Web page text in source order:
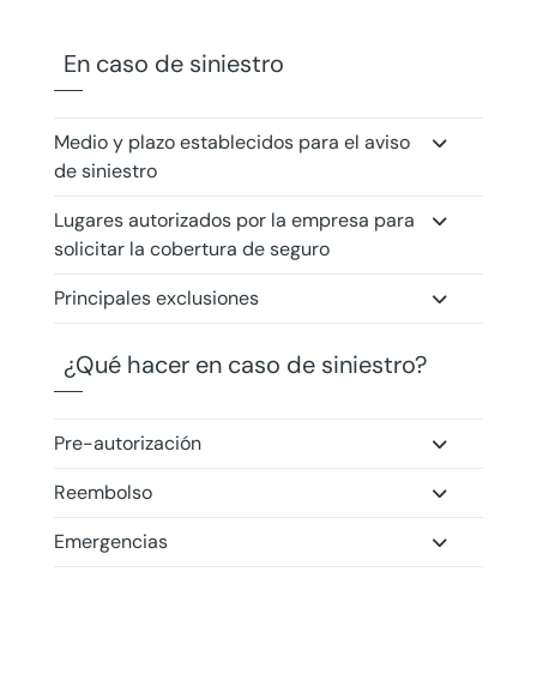
En caso de siniestro
Medio y plazo establecidos para el aviso
de siniestro
Lugares autorizados por la empresa para
solicitar la cobertura de seguro
Principales exclusiones
¿Qué hacer en caso de siniestro?
Pre-autorización
Reembolso
Emergencias